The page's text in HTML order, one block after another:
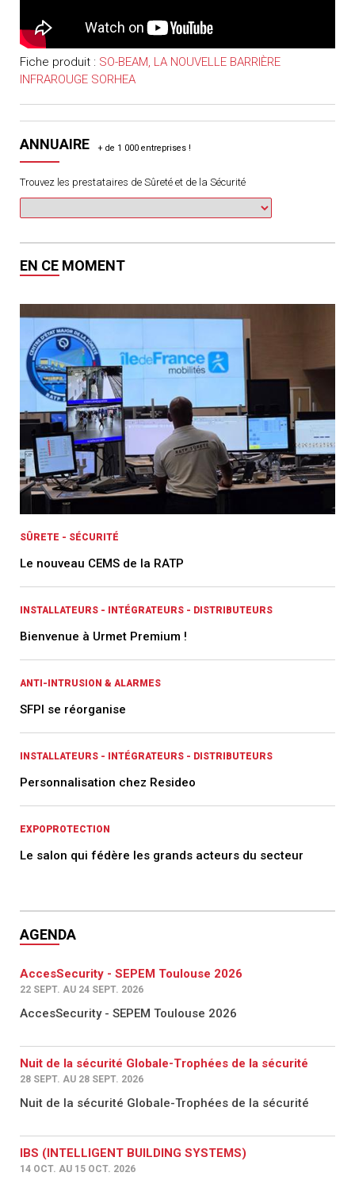
Fiche produit : SO-BEAM, LA NOUVELLE BARRIÈRE
INFRAROUGE SORHEA
ANNUAIRE
Trouvez les prestataires de Sûreté et de la Sécurité
EN CE MOMENT
SÛRETE - SÉCURITÉ
Le nouveau CEMS de la RATP
INSTALLATEURS - INTÉGRATEURS - DISTRIBUTEURS
Bienvenue à Urmet Premium !
ANTI-INTRUSION & ALARMES
SFPI se réorganise
INSTALLATEURS - INTÉGRATEURS - DISTRIBUTEURS
Personnalisation chez Resideo
EXPOPROTECTION
Le salon qui fédère les grands acteurs du secteur
AGENDA
AccesSecurity - SEPEM Toulouse 2026
22 SEPT. AU 24 SEPT. 2026
AccesSecurity - SEPEM Toulouse 2026
Nuit de la sécurité Globale-Trophées de la sécurité
28 SEPT. AU 28 SEPT. 2026
Nuit de la sécurité Globale-Trophées de la sécurité
IBS (INTELLIGENT BUILDING SYSTEMS)
14 OCT. AU 15 OCT. 2026